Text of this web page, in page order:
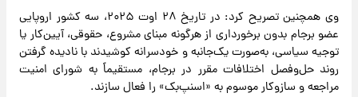
وی همچنین تصریح کرد: در تاریخ ۲۸ اوت ۲۰۲۵، سه کشور اروپایی
عضو برجام بدون برخورداری از هرگونه مبنای مشروع، حقوقی، آیین‌کار یا
توجیه سیاسی، به‌صورت یک‌جانبه و خودسرانه کوشیدند با نادیده گرفتن
روند حل‌وفصل اختلافات مقرر در برجام، مستقیماً به شورای امنیت
مراجعه و سازوکار موسوم به «اسنپ‌بک» را فعال سازند.